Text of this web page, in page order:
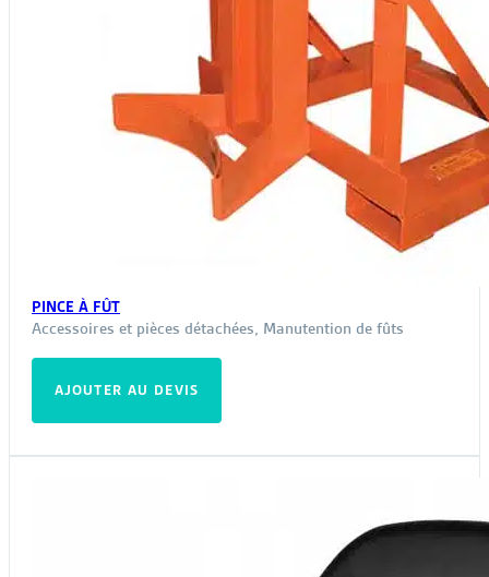
PINCE À FÛT
Accessoires et pièces détachées, Manutention de fûts
AJOUTER AU DEVIS